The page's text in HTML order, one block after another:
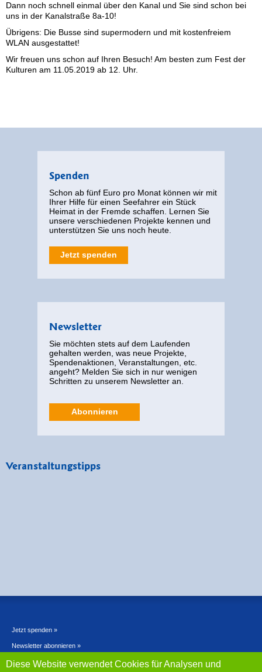
Diese Website verwendet Cookies für Analysen und
Dann noch schnell einmal über den Kanal und Sie sind schon bei
uns in der Kanalstraße 8a-10!
Übrigens: Die Busse sind supermodern und mit kostenfreiem
WLAN ausgestattet!
Wir freuen uns schon auf Ihren Besuch! Am besten zum Fest der
Kulturen am 11.05.2019 ab 12. Uhr.
Spenden
Schon ab fünf Euro pro Monat können wir mit
Ihrer Hilfe für einen Seefahrer ein Stück
Heimat in der Fremde schaffen. Lernen Sie
unsere verschiedenen Projekte kennen und
unterstützen Sie uns noch heute.
Jetzt spenden
Newsletter
Sie möchten stets auf dem Laufenden
gehalten werden, was neue Projekte,
Spendenaktionen, Veranstaltungen, etc.
angeht? Melden Sie sich in nur wenigen
Schritten zu unserem Newsletter an.
Abonnieren
Veranstaltungstipps
Jetzt spenden »
Newsletter abonnieren »
Kontakt »